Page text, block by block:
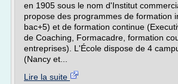
en 1905 sous le nom d'Institut
propose des programmes de formation
bac+5) et de formation continue
de Coaching, Formacadre, formation
entreprises). L'École dispose de 4
(Nancy et...
Lire la suite